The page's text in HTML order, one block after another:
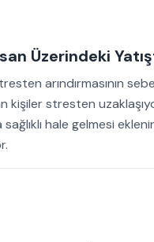
Üzerindeki
arındırmasının
kişiler stresten
hale gelmesi